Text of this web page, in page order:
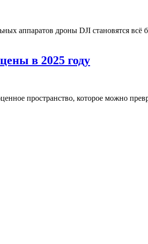
аппаратов дроны DJI становятся
в 2025 году
пространство, которое можно